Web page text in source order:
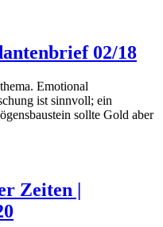
02/18
Emotional
ist sinnvoll; ein
sollte Gold aber
Zeiten |